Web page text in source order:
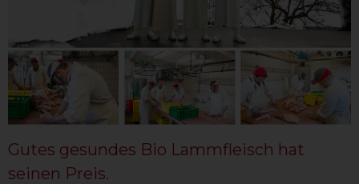
Gutes gesundes Bio Lammfleisch hat
seinen Preis.